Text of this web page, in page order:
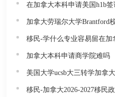
在加拿大本科申请美国h1b签
加拿大劳瑞尔大学Brantford
移民-学什么专业容易留在加
加拿大本科申请商学院难吗
美国大学ucsb大三转学加拿
移民-加拿大2026-2027移民